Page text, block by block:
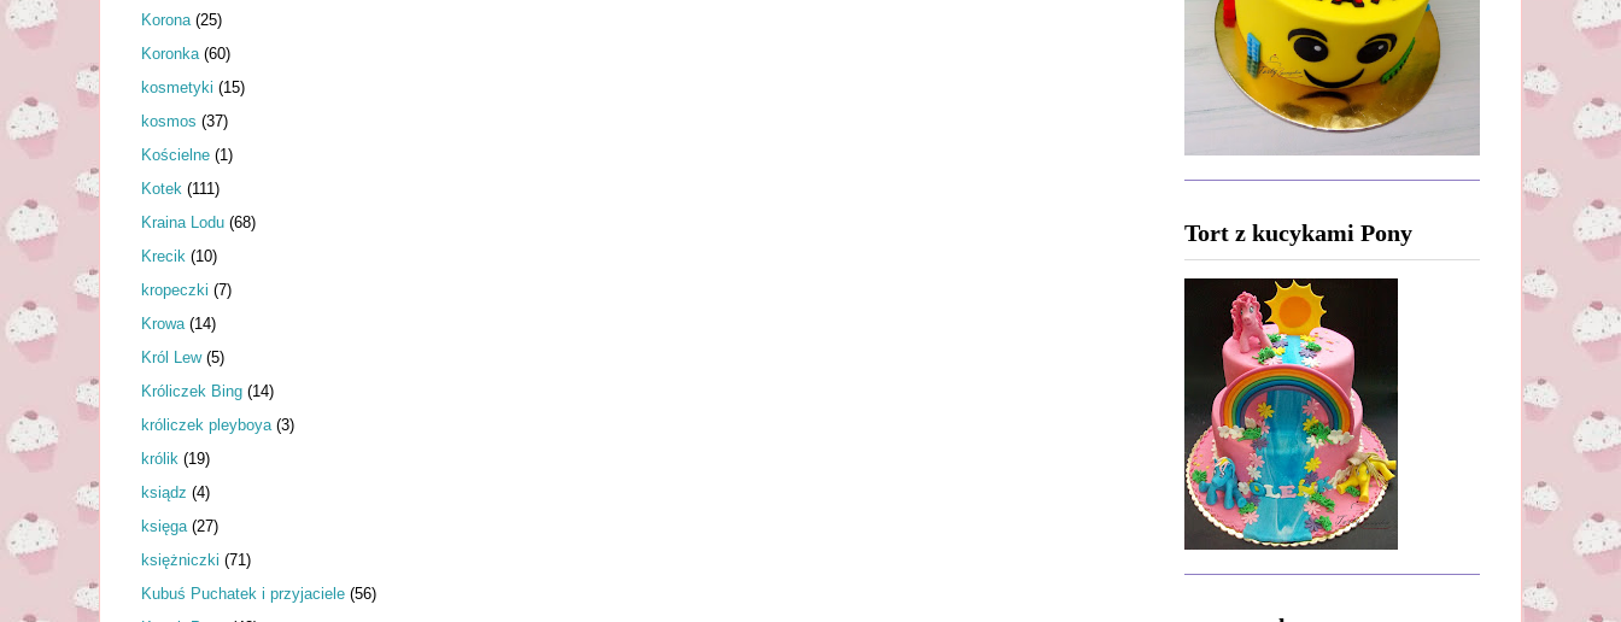
Korona (25)
Koronka (60)
kosmetyki (15)
kosmos (37)
Kościelne (1)
Kotek (111)
Kraina Lodu (68)
Krecik (10)
kropeczki (7)
Krowa (14)
Król Lew (5)
Króliczek Bing (14)
króliczek pleyboya (3)
królik (19)
ksiądz (4)
księga (27)
księżniczki (71)
Kubuś Puchatek i przyjaciele (56)
Tort z kucykami Pony